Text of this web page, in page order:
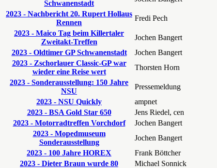
Schwanenstadt
2023 - Nachbericht 20. Rupert Hollaus
Rennen
Fredi Pech
2023 - Maico Tag beim Killertaler
Zweitakt-Treffen
Jochen Bangert
2023 - Oldtimer GP Schwanenstadt
Jochen Bangert
2023 - Zschorlauer Classic-GP war
wieder eine Reise wert
Thorsten Horn
2023 - Sonderausstellung: 150 Jahre
NSU
Pressemeldung
2023 - NSU Quickly
ampnet
2023 - BSA Gold Star 650
Jens Riedel, cen
2023 - Motorradtreffen Vorchdorf
Jochen Bangert
2023 - Mopedmuseum
Sonderausstellung
Jochen Bangert
2023 - 100 Jahre HOREX
Frank Böttcher
2023 - Dieter Braun wurde 80
Michael Sonnick